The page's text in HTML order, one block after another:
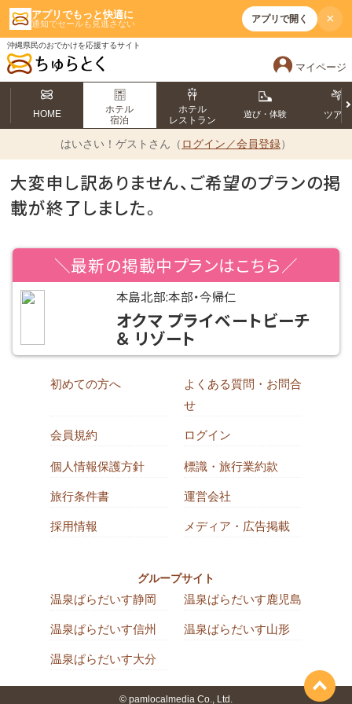
アプリでもっと快適に
通知でセールも見逃さない アプリで開く ×
沖縄県民のおでかけを応援するサイト
マイページ
HOME
ホテル
宿泊
ホテル
レストラン
遊び・体験 ツアー
はいさい！ ゲストさん（ ログイン／会員登録）
大変申し訳ありません、ご希望のプランの掲
載が終了しました。
＼最新の掲載中プランはこちら／
本島北部:本部・今帰仁
オクマ プライベートビーチ
＆ リゾート
初めての方へ
よくある質問・お問合
せ
会員規約 ログイン
個人情報保護方針 標識・旅行業約款
旅行条件書 運営会社
採用情報 メディア・広告掲載
グループサイト
温泉ぱらだいす静岡 温泉ぱらだいす鹿児島
温泉ぱらだいす信州 温泉ぱらだいす山形
温泉ぱらだいす大分
© pamlocalmedia Co., Ltd.